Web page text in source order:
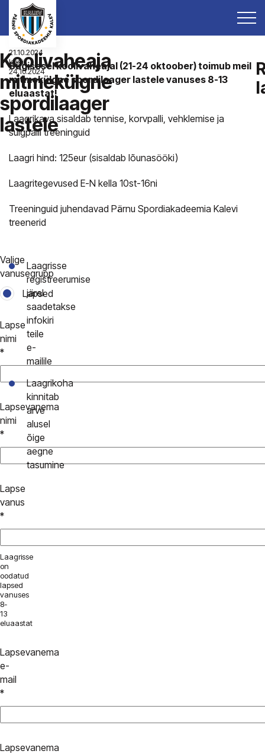
Koolivaheaja
mitmekülgne
spordilaager
lastele
21.10.2024
kuni
24.10.2024
Sügisesel koolivaheajal (21-24 oktoober) toimub meil
mitmekülgne spordilaager lastele vanuses 8-13
eluaastat!
Laagrikava sisaldab tennise, korvpalli, vehklemise ja
sulgpalli treeninguid
Laagri hind: 125eur (sisaldab lõunasööki)
Laagritegevused E-N kella 10st-16ni
Treeninguid juhendavad Pärnu Spordiakadeemia Kalevi
treenerid
Valige
vanusegrupp
Lapsed
Lapse
nimi
*
Lapsevanema
nimi
*
Lapse
vanus
*
Laagrisse
on
oodatud
lapsed
vanuses
8-
13
eluaastat
Lapsevanema
e-
mail
*
Lapsevanema
Laagrisse
registreerumise
järel
saadetakse
infokiri
teile
e-
mailile
Laagrikoha
kinnitab
arve
alusel
õige
aegne
tasumine